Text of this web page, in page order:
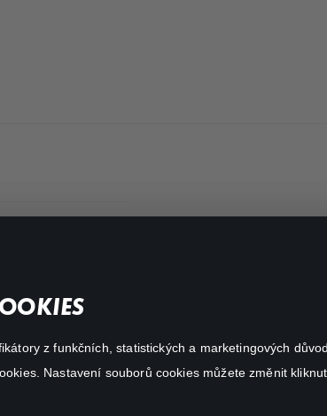
z funkčních, statistických a marketingových
Nastavení souborů cookies můžete změnit